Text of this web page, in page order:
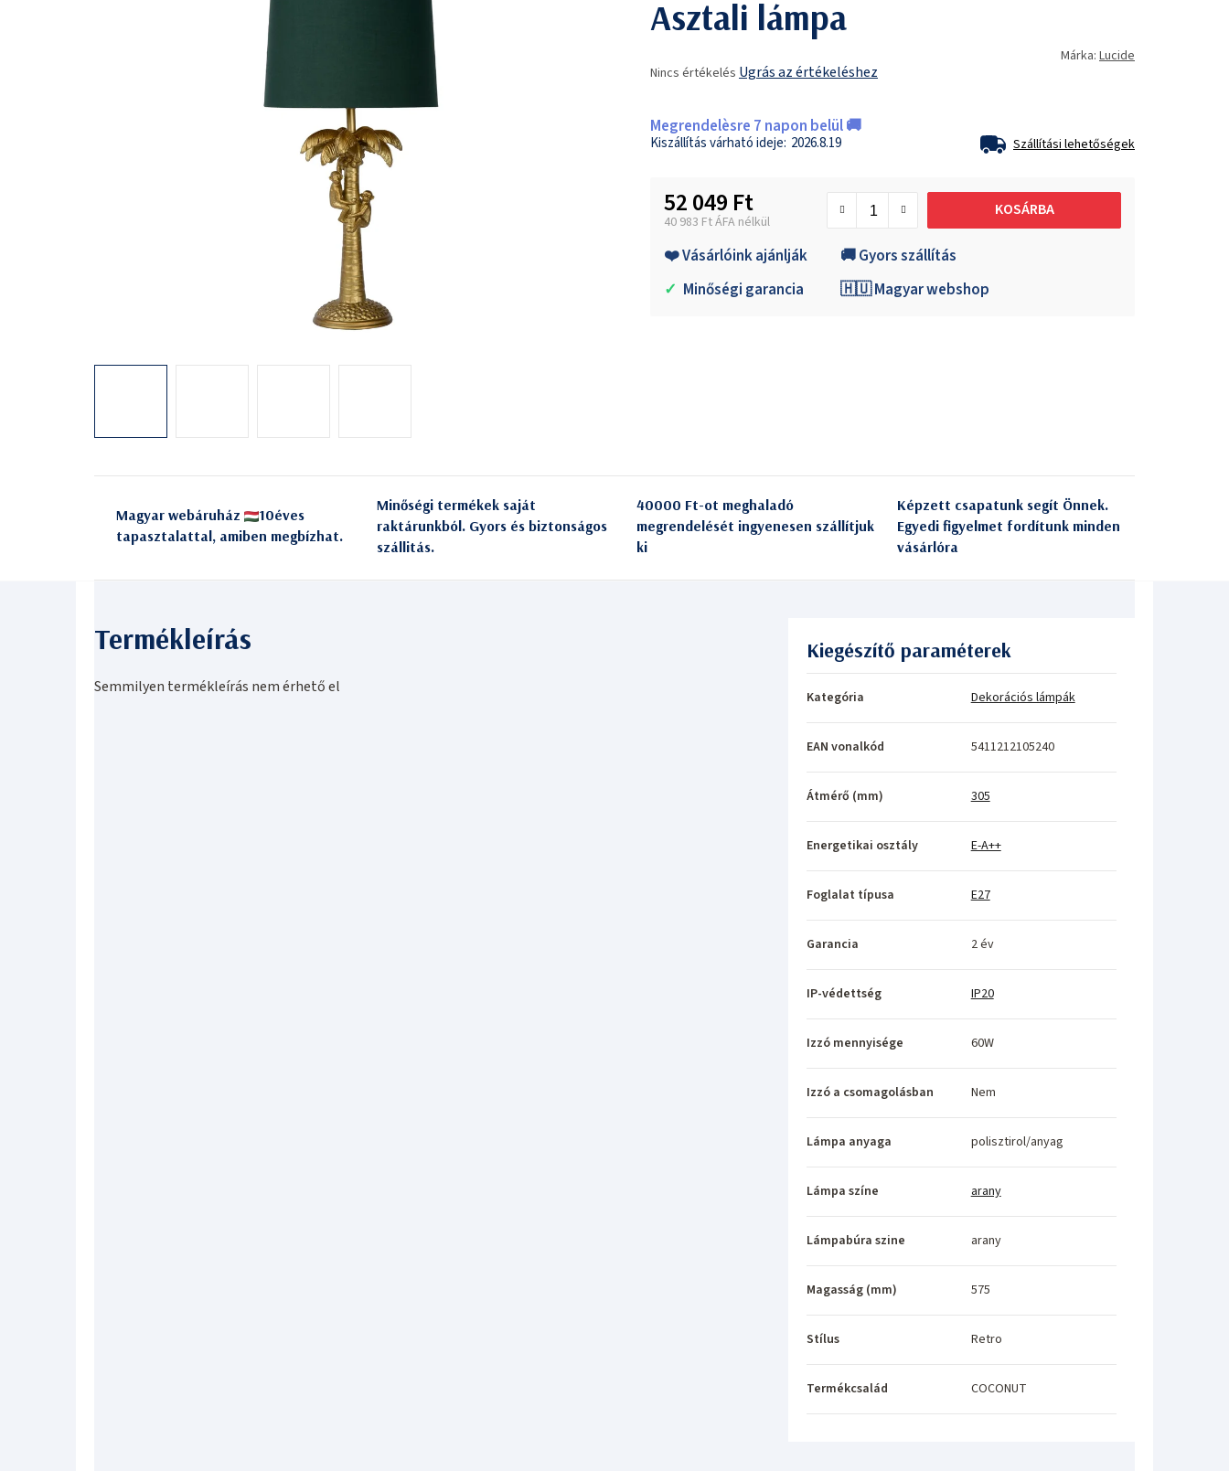
Asztali lámpa
termék
értékelése
5-
csillag.
Nincs értékelés Ugrás az értékeléshez
Márka: Lucide
Megrendelèsre 7 napon belül 🚚
2026.8.19 Szállítási lehetőségek
52 049 Ft
40 983 Ft ÁFA nélkül
KOSÁRBA
❤️ Vásárlóink ajánlják
🚚 Gyors szállítás
✓ Minőségi garancia 🇭🇺 Magyar webshop
Magyar webáruház
10éves
tapasztalattal, amiben megbízhat.
Minőségi termékek saját
raktárunkból. Gyors és biztonságos
szállitás.
40000 Ft-ot meghaladó
megrendelését ingyenesen szállítjuk
ki
Képzett csapatunk segít Önnek.
Egyedi figyelmet fordítunk minden
vásárlóra
Semmilyen termékleírás nem érhető el
Kiegészítő paraméterek
Kategória Dekorációs lámpák
EAN vonalkód 5411212105240
Átmérő (mm) 305
Energetikai osztály E-A++
Foglalat típusa E27
Garancia 2 év
IP-védettség IP20
Izzó mennyisége 60W
Izzó a csomagolásban Nem
Lámpa anyaga polisztirol/anyag
Lámpa színe arany
Lámpabúra szine arany
Magasság (mm) 575
Stílus Retro
Termékcsalád COCONUT